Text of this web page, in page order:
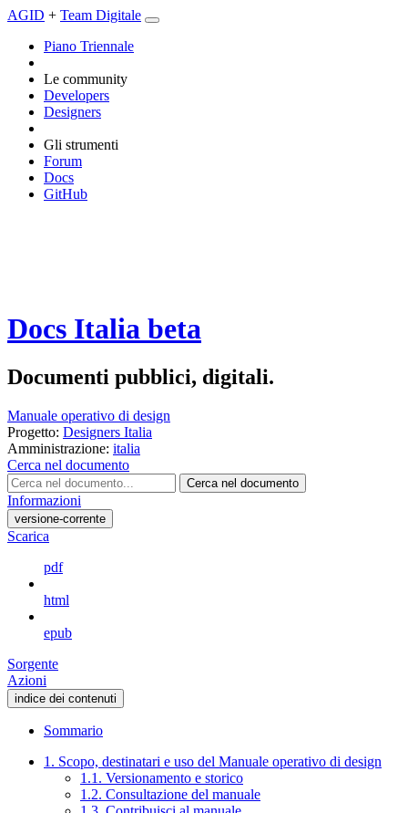
AGID + Team Digitale
Piano Triennale
Le community
Developers
Designers
Gli strumenti
Forum
Docs
GitHub
Docs Italia beta
Documenti pubblici, digitali.
Manuale operativo di design
Progetto: Designers Italia
Amministrazione: italia
Cerca nel documento
Cerca nel documento
Informazioni
versione-corrente
Scarica
pdf
html
epub
Sorgente
Azioni
indice dei contenuti
Sommario
1. Scopo, destinatari e uso del Manuale operativo di design
1.1. Versionamento e storico
1.2. Consultazione del manuale